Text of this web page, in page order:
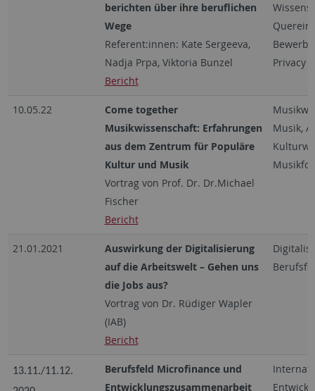
berichten über ihre beruflichen
Wege
Referent:innen: Kate Sergeeva,
Nadja Prpa, Viktoria Bunzel
Bericht
Privacy
10.05.22
Come together
Musikwissenschaft: Erfahrungen
aus dem Zentrum für Populäre
Kultur und Musik
Vortrag von Prof. Dr. Dr.Michael
Fischer
Bericht
Musik,
21.01.2021
Auswirkung der Digitalisierung
auf die Arbeitswelt – Gehen uns
die Jobs aus?
Vortrag von Dr. Rüdiger Wapler
(IAB)
Bericht
13.11./11.12.
Berufsfeld Microfinance und
Entwicklungszusammenarbeit